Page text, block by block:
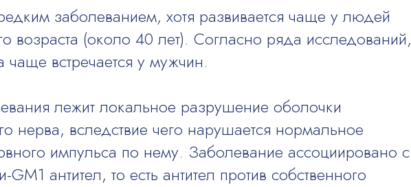
заболеванием, хотя развивается чаще у людей
возраста (около 40 лет). Согласно ряда исследований,
встречается у мужчин.
лежит локальное разрушение оболочки
нерва, вследствие чего нарушается нормальное
импульса по нему. Заболевание ассоциировано с
GM1 антител, то есть антител против собственного